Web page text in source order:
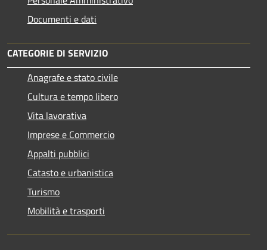
Documenti e dati
CATEGORIE DI SERVIZIO
Anagrafe e stato civile
Cultura e tempo libero
Vita lavorativa
Imprese e Commercio
Appalti pubblici
Catasto e urbanistica
Turismo
Mobilità e trasporti